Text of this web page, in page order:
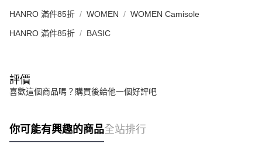
HANRO 滿件85折 WOMEN WOMEN Camisole
HANRO 滿件85折 BASIC
評價
喜歡這個商品嗎？購買後給他一個好評吧
你可能有興趣的商品全站排行